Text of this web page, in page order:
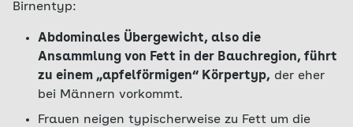
Birnentyp:
Abdominales Übergewicht, also die
Ansammlung von Fett in der Bauchregion, führt
zu einem „apfelförmigen“ Körpertyp, der eher
bei Männern vorkommt.
Frauen neigen typischerweise zu Fett um die